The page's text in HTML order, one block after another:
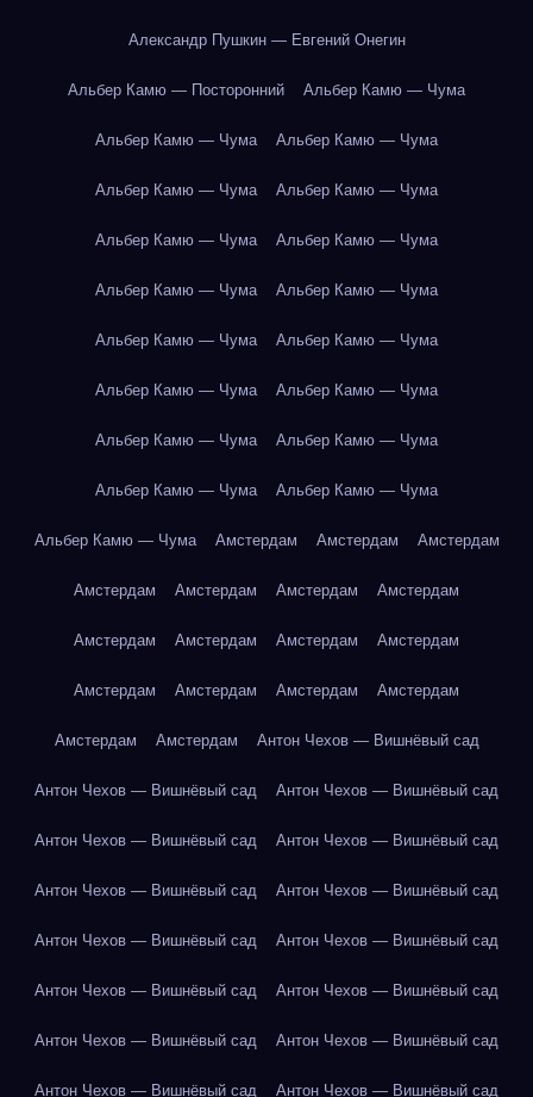
Александр Пушкин — Евгений Онегин
Альбер Камю — Посторонний Альбер Камю — Чума
Альбер Камю — Чума Альбер Камю — Чума
Альбер Камю — Чума Альбер Камю — Чума
Альбер Камю — Чума Альбер Камю — Чума
Альбер Камю — Чума Альбер Камю — Чума
Альбер Камю — Чума Альбер Камю — Чума
Альбер Камю — Чума Альбер Камю — Чума
Альбер Камю — Чума Альбер Камю — Чума
Альбер Камю — Чума Альбер Камю — Чума
Альбер Камю — Чума Амстердам Амстердам Амстердам
Амстердам Амстердам Амстердам Амстердам
Амстердам Амстердам Амстердам Амстердам
Амстердам Амстердам Амстердам Амстердам
Амстердам Амстердам Антон Чехов — Вишнёвый сад
Антон Чехов — Вишнёвый сад Антон Чехов — Вишнёвый сад
Антон Чехов — Вишнёвый сад Антон Чехов — Вишнёвый сад
Антон Чехов — Вишнёвый сад Антон Чехов — Вишнёвый сад
Антон Чехов — Вишнёвый сад Антон Чехов — Вишнёвый сад
Антон Чехов — Вишнёвый сад Антон Чехов — Вишнёвый сад
Антон Чехов — Вишнёвый сад Антон Чехов — Вишнёвый сад
Антон Чехов — Вишнёвый сад Антон Чехов — Вишнёвый сад